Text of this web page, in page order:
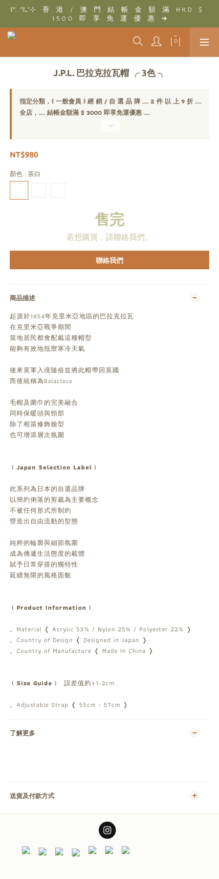
꒰ᐢ. .ᐢ꒱₊˚⊹　結　帳　金　額　滿　T W D　$　3 0 0 0　即　享
免　運　優　惠　➜
꒰ᐢ. .ᐢ꒱₊˚⊹　香　港　/　澳　門　結　帳　金　額　滿　H K D　$
1 5 0 0　即　享　免　運　優　惠　➜
꒰ᐢ. .ᐢ꒱₊˚⊹　結　帳　金　額　滿　T W D　$　3 0 0 0　即　享
免　運　優　惠　➜
J.P.L. 巴拉克拉瓦帽 ╭ 3色 ╮
指定分類，꒰ 一般會員 ꒱ 經 銷 / 自 選 品 牌 ﹏ 2 件 以 上 9 折 ﹏
全店，﹏ 結帳金額滿 $ 3000 即享免運優惠 ﹏
NT$980
顏色 : 茶白
售完
若想購買，請聯絡我們。
聯絡我們
商品描述
起源於1854年克里米亞地區的巴拉克拉瓦
在克里米亞戰爭期間
當地居民都會配戴這種帽型
能夠有效地抵禦寒冷天氣
後來英軍入境隨俗並將此帽帶回英國
而後統稱為Balaclava
毛帽及圍巾的完美融合
同時保暖頭與頸部
除了相當修飾臉型
也可增添層次氛圍
﹝Japan Selection Label﹞
此系列為日本的自選品牌
以簡約俐落的剪裁為主要概念
不被任何形式所制約
營造出自由流動的型態
純粹的輪廓與細節氛圍
成為傳遞生活態度的載體
賦予日常穿搭的獨特性
延續無限的風格面貌
﹝Product Information﹞
。Material ❬ Acrylic 53% / Nylon 25% / Polyester 22% ❭
。Country of Design ❬ Designed in Japan ❭
。Country of Manufacture ❬ Made In China ❭
﹝Size Guide﹞ 誤差值約±1-2cm
。Adjustable Strap ❬ 55cm - 57cm ❭
了解更多
送貨及付款方式